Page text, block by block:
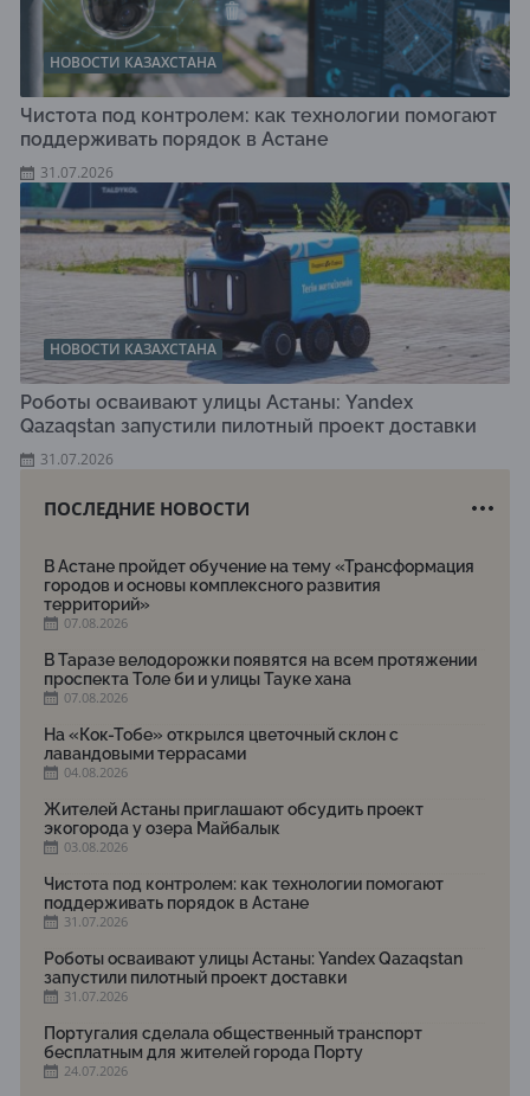
НОВОСТИ КАЗАХСТАНА
Чистота под контролем: как технологии помогают
поддерживать порядок в Астане
31.07.2026
НОВОСТИ КАЗАХСТАНА
Роботы осваивают улицы Астаны: Yandex
Qazaqstan запустили пилотный проект доставки
31.07.2026
ПОСЛЕДНИЕ НОВОСТИ
В Астане пройдет обучение на тему «Трансформация
городов и основы комплексного развития
территорий»
07.08.2026
В Таразе велодорожки появятся на всем протяжении
проспекта Толе би и улицы Тауке хана
07.08.2026
На «Кок-Тобе» открылся цветочный склон с
лавандовыми террасами
04.08.2026
Жителей Астаны приглашают обсудить проект
экогорода у озера Майбалык
03.08.2026
Чистота под контролем: как технологии помогают
поддерживать порядок в Астане
31.07.2026
Роботы осваивают улицы Астаны: Yandex Qazaqstan
запустили пилотный проект доставки
31.07.2026
Португалия сделала общественный транспорт
бесплатным для жителей города Порту
24.07.2026